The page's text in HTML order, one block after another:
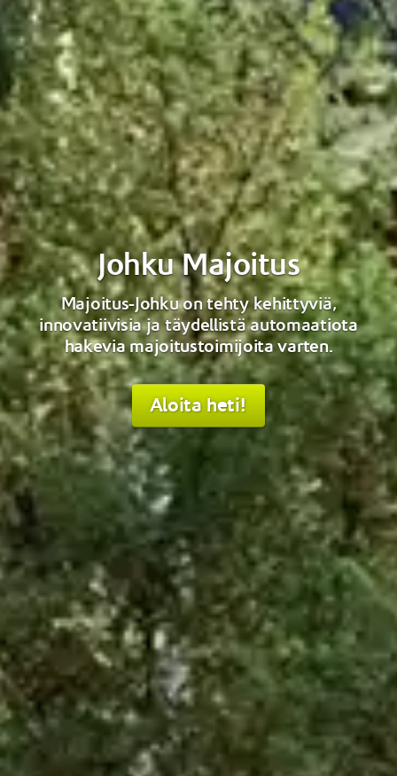
Johku Majoitus
Majoitus-Johku on tehty kehittyviä,
innovatiivisia ja täydellistä automaatiota
hakevia majoitustoimijoita varten.
Aloita heti!